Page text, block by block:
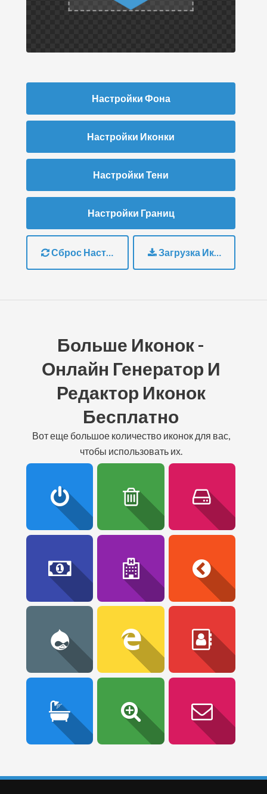
Настройки Фона
Настройки Иконки
Настройки Тени
Настройки Границ
Сброс Настроек Загрузка Иконки
Больше Иконок -
Онлайн Генератор И
Редактор Иконок
Бесплатно
вот еще большое количество иконок для вас,
чтобы использовать их.